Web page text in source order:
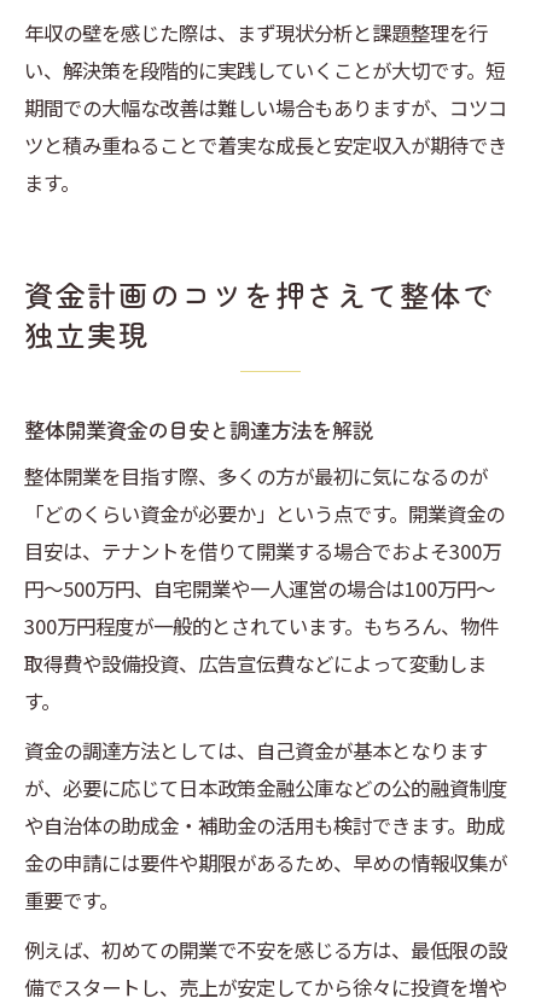
年収の壁を感じた際は、まず現状分析と課題整理を行
い、解決策を段階的に実践していくことが大切です。短
期間での大幅な改善は難しい場合もありますが、コツコ
ツと積み重ねることで着実な成長と安定収入が期待でき
ます。
資金計画のコツを押さえて整体で
独立実現
整体開業資金の目安と調達方法を解説
整体開業を目指す際、多くの方が最初に気になるのが
「どのくらい資金が必要か」という点です。開業資金の
目安は、テナントを借りて開業する場合でおよそ300万
円〜500万円、自宅開業や一人運営の場合は100万円〜
300万円程度が一般的とされています。もちろん、物件
取得費や設備投資、広告宣伝費などによって変動しま
す。
資金の調達方法としては、自己資金が基本となります
が、必要に応じて日本政策金融公庫などの公的融資制度
や自治体の助成金・補助金の活用も検討できます。助成
金の申請には要件や期限があるため、早めの情報収集が
重要です。
例えば、初めての開業で不安を感じる方は、最低限の設
備でスタートし、売上が安定してから徐々に投資を増や